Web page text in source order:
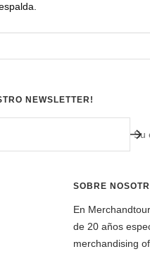
NEWSLETTER!
Su
SOBRE
En
de 20 años
merchandising